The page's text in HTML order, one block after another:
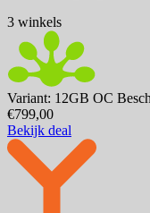
3 winkels
Variant: 12GB OC
€799,00
Bekijk deal